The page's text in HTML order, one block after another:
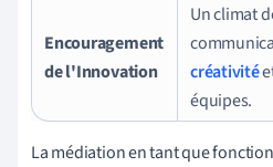
Encouragement
de l'Innovation
Un climat
créativité
équipes.
La médiation en tant que